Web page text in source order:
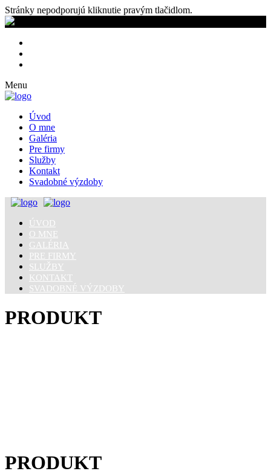
Stránky nepodporujú kliknutie pravým tlačidlom.
Menu
Úvod
O mne
Galéria
Pre firmy
Služby
Kontakt
Svadobné výzdoby
ÚVOD
O MNE
GALÉRIA
PRE FIRMY
SLUŽBY
KONTAKT
SVADOBNÉ VÝZDOBY
PRODUKT
PRODUKT